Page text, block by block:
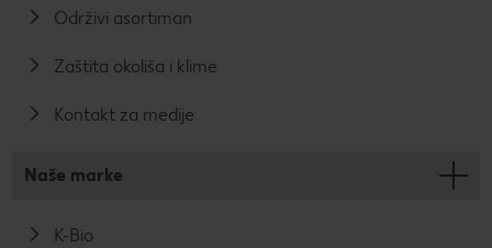
Održivi asortiman
Zaštita okoliša i klime
Kontakt za medije
Naše marke
K-Bio